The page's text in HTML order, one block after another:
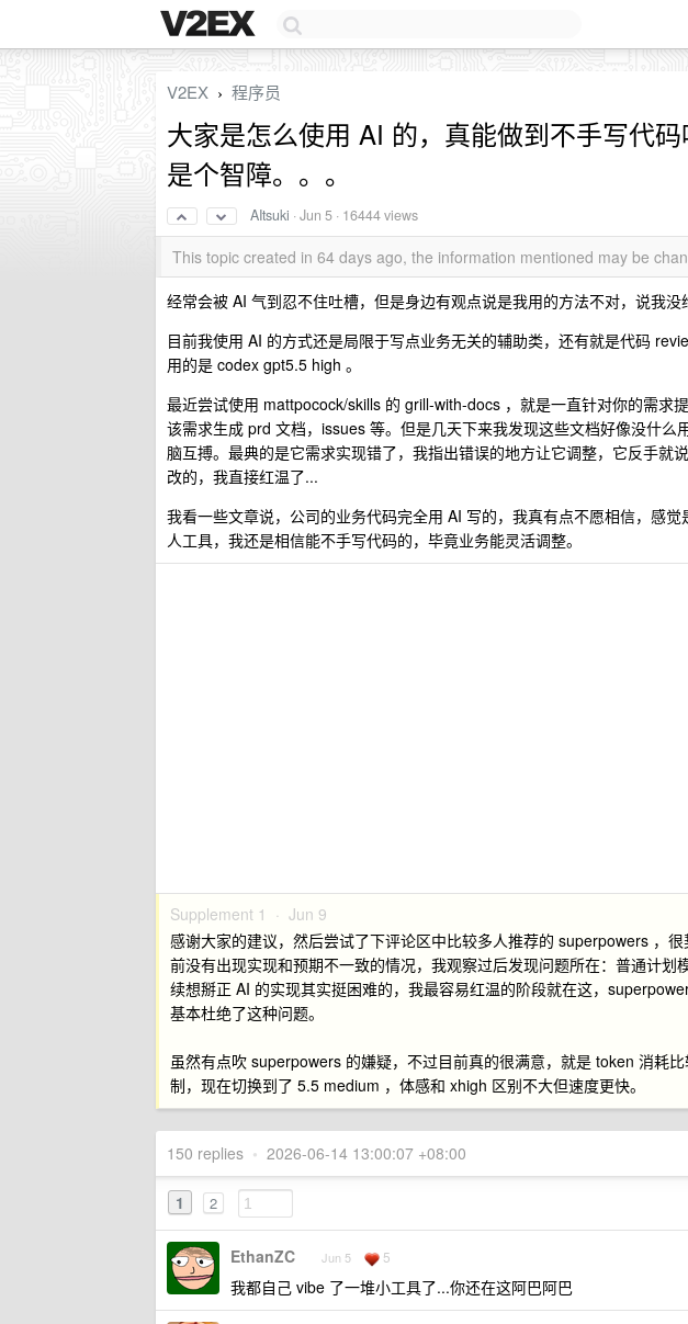
V2EX › 程序员
大家是怎么使用 AI 的，真能做到不手写代
是个智障。。。
AItsuki ·Jun 5 · 16444 views
This topic created in 64 days ago, the information mentioned may be
经常会被 AI 气到忍不住吐槽，但是身边有观点说是我用的方法不对，说我没
目前我使用 AI 的方式还是局限于写点业务无关的辅助类，还有就是代码
用的是 codex gpt5.5 high 。
最近尝试使用 mattpocock/skills 的 grill-with-docs ，就是一直针对你的需求
该需求生成 prd 文档，issues 等。但是几天下来我发现这些文档好像没什么
脑互搏。最典的是它需求实现错了，我指出错误的地方让它调整，它反手就
改的，我直接红温了...
我看一些文章说，公司的业务代码完全用 AI 写的，我真有点不愿相信，感
人工具，我还是相信能不手写代码的，毕竟业务能灵活调整。
Supplement 1 · Jun 9
感谢大家的建议，然后尝试了下评论区中比较多人推荐的 superpowers ，
前没有出现实现和预期不一致的情况，我观察过后发现问题所在：普通计划
续想掰正 AI 的实现其实挺困难的，我最容易红温的阶段就在这，
基本杜绝了这种问题。
虽然有点吹 superpowers 的嫌疑，不过目前真的很满意，就是 token 消耗
制，现在切换到了 5.5 medium ，体感和 xhigh 区别不大但速度更快。
150 replies • 2026-06-14 13:00:07 +08:00
1 2
EthanZC Jun 5 5
我都自己 vibe 了一堆小工具了...你还在这阿巴阿巴